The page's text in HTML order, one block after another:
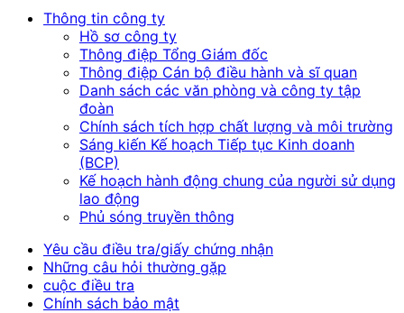
Thông tin công ty
Hồ sơ công ty
Thông điệp Tổng Giám đốc
Thông điệp Cán bộ điều hành và sĩ quan
Danh sách các văn phòng và công ty tập
đoàn
Chính sách tích hợp chất lượng và môi trường
Sáng kiến Kế hoạch Tiếp tục Kinh doanh
(BCP)
Kế hoạch hành động chung của người sử dụng
lao động
Phủ sóng truyền thông
Yêu cầu điều tra/giấy chứng nhận
Những câu hỏi thường gặp
cuộc điều tra
Chính sách bảo mật